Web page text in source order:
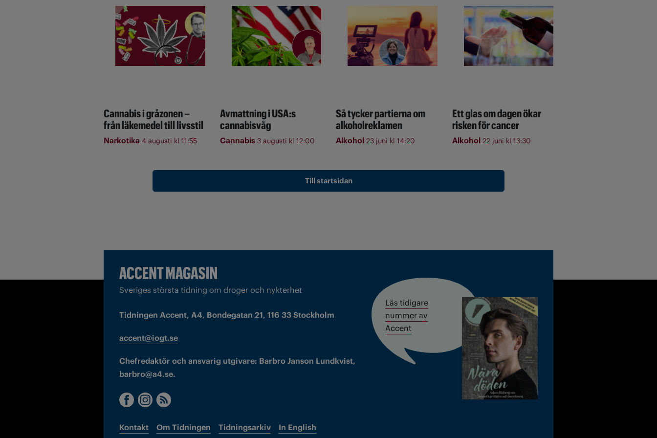
Cannabis i gråzonen –
från läkemedel till livsstil
Narkotika 4 augusti kl 11:55
Avmattning i USA:s
cannabisvåg
Cannabis 3 augusti kl 12:00
Så tycker partierna om
alkoholreklamen
Alkohol 23 juni kl 14:20
Ett glas om dagen ökar
risken för cancer
Alkohol 22 juni kl 13:30
Till startsidan
Sveriges största tidning om droger och nykterhet
Tidningen Accent, A4, Bondegatan 21, 116 33 Stockholm
accent@iogt.se
Chefredaktör och ansvarig utgivare: Barbro Janson Lundkvist,
barbro@a4.se.
Kontakt Om Tidningen Tidningsarkiv In English
Läs tidigare
nummer av
Accent